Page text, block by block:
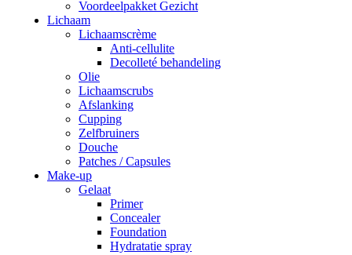
Voordeelpakket Gezicht
Lichaam
Lichaamscrème
Anti-cellulite
Decolleté behandeling
Olie
Lichaamscrubs
Afslanking
Cupping
Zelfbruiners
Douche
Patches / Capsules
Make-up
Gelaat
Primer
Concealer
Foundation
Hydratatie spray